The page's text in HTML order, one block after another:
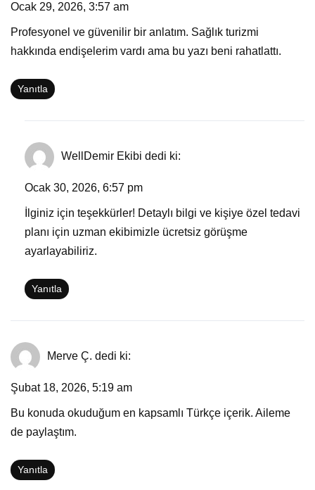
Ocak 29, 2026, 3:57 am
Profesyonel ve güvenilir bir anlatım. Sağlık turizmi
hakkında endişelerim vardı ama bu yazı beni rahatlattı.
Yanıtla
WellDemir Ekibi dedi ki:
Ocak 30, 2026, 6:57 pm
İlginiz için teşekkürler! Detaylı bilgi ve kişiye özel tedavi
planı için uzman ekibimizle ücretsiz görüşme
ayarlayabiliriz.
Yanıtla
Merve Ç. dedi ki:
Şubat 18, 2026, 5:19 am
Bu konuda okuduğum en kapsamlı Türkçe içerik. Aileme
de paylaştım.
Yanıtla